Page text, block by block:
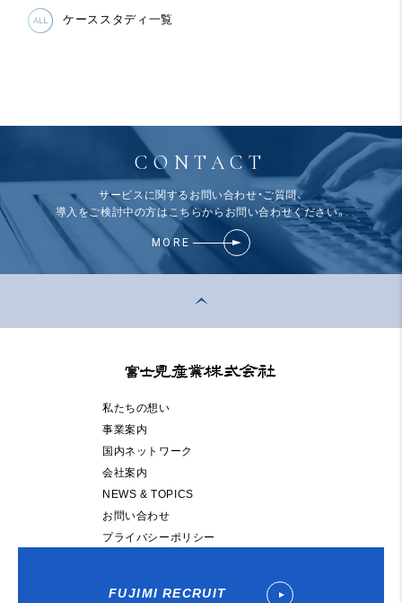
ケーススタディ一覧
CONTACT
サービスに関するお問い合わせ・ご質問、
導入をご検討中の方はこちらからお問い合わせください。
MORE
私たちの想い
事業案内
国内ネットワーク
会社案内
NEWS & TOPICS
お問い合わせ
プライバシーポリシー
FUJIMI RECRUIT